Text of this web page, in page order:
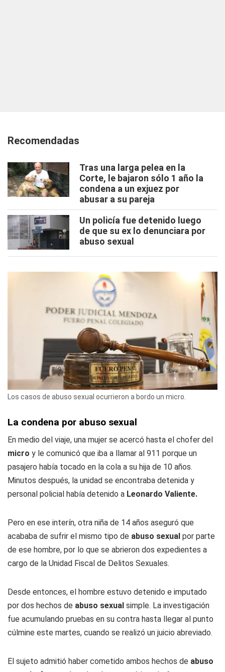
Recomendadas
Tras una larga pelea en la
Corte, le bajaron sólo 1 año la
condena a un exjuez por
abusar a su pareja
Un policía fue detenido luego
de que su ex lo denunciara por
abuso sexual
Los casos de abuso sexual ocurrieron a bordo un micro.
La condena por abuso sexual
En medio del viaje, una mujer se acercó hasta el chofer del
micro y le comunicó que iba a llamar al 911 porque un
pasajero había tocado en la cola a su hija de 10 años.
Minutos después, la unidad se encontraba detenida y
personal policial había detenido a Leonardo Valiente.
Pero en ese interín, otra niña de 14 años aseguró que
acababa de sufrir el mismo tipo de abuso sexual por parte
de ese hombre, por lo que se abrieron dos expedientes a
cargo de la Unidad Fiscal de Delitos Sexuales.
Desde entonces, el hombre estuvo detenido e imputado
por dos hechos de abuso sexual simple. La investigación
fue acumulando pruebas en su contra hasta llegar al punto
cúlmine este martes, cuando se realizó un juicio abreviado.
El sujeto admitió haber cometido ambos hechos de abuso